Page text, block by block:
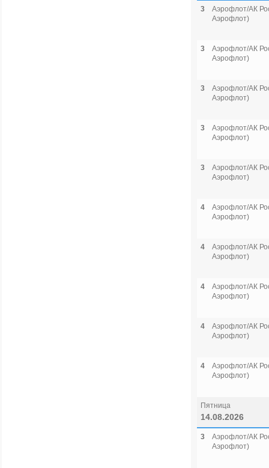
3
Аэрофлот/АК
Аэрофлот)
3
Аэрофлот/АК
Аэрофлот)
3
Аэрофлот/АК
Аэрофлот)
3
Аэрофлот/АК
Аэрофлот)
3
Аэрофлот/АК
Аэрофлот)
4
Аэрофлот/АК
Аэрофлот)
4
Аэрофлот/АК
Аэрофлот)
4
Аэрофлот/АК
Аэрофлот)
4
Аэрофлот/АК
Аэрофлот)
4
Аэрофлот/АК
Аэрофлот)
Пятница
14.08.2026
3
Аэрофлот/АК
Аэрофлот)